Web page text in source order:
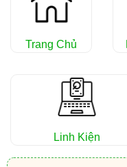
Trang Chủ
Linh Kiện